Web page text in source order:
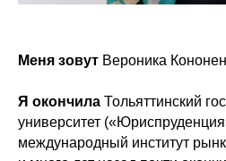
Меня зовут Вероника
Я окончила Тольяттинский
университет
международный институт